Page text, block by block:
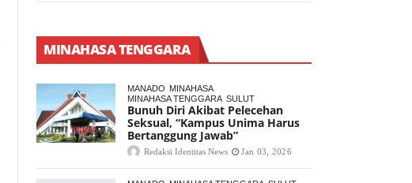
MINAHASA TENGGARA
MANADO MINAHASA
MINAHASA TENGGARA SULUT
Bunuh Diri Akibat Pelecehan
Seksual, “Kampus Unima Harus
Bertanggung Jawab”
Redaksi Identitas News Jan 03, 2026